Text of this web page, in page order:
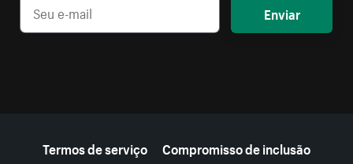
Enviar
Termos de serviço
Compromisso de inclusão